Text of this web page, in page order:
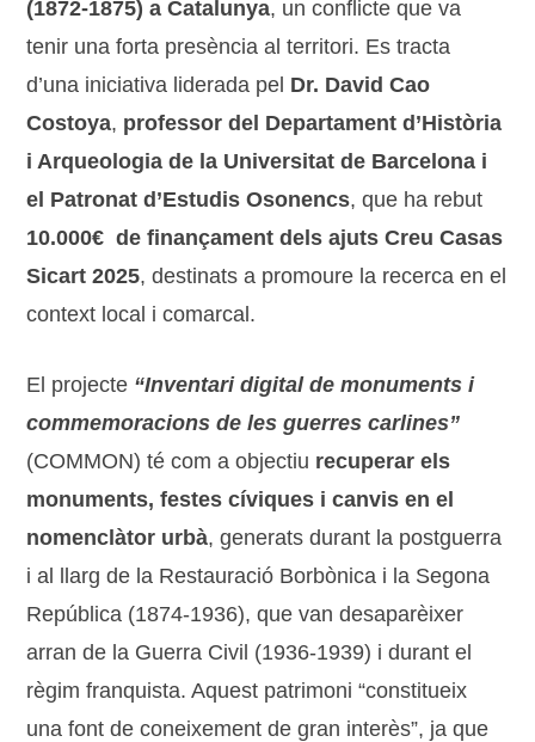
(1872-1875) a Catalunya, un conflicte que va
tenir una forta presència al territori. Es tracta
d’una iniciativa liderada pel Dr. David Cao
Costoya, professor del Departament d’Història
i Arqueologia de la Universitat de Barcelona i
el Patronat d’Estudis Osonencs, que ha rebut
10.000€ de finançament dels ajuts Creu Casas
Sicart 2025, destinats a promoure la recerca en el
context local i comarcal.
El projecte “Inventari digital de monuments i
commemoracions de les guerres carlines”
(COMMON) té com a objectiu recuperar els
monuments, festes cíviques i canvis en el
nomenclàtor urbà, generats durant la postguerra
i al llarg de la Restauració Borbònica i la Segona
República (1874-1936), que van desaparèixer
arran de la Guerra Civil (1936-1939) i durant el
règim franquista. Aquest patrimoni “constitueix
una font de coneixement de gran interès”, ja que